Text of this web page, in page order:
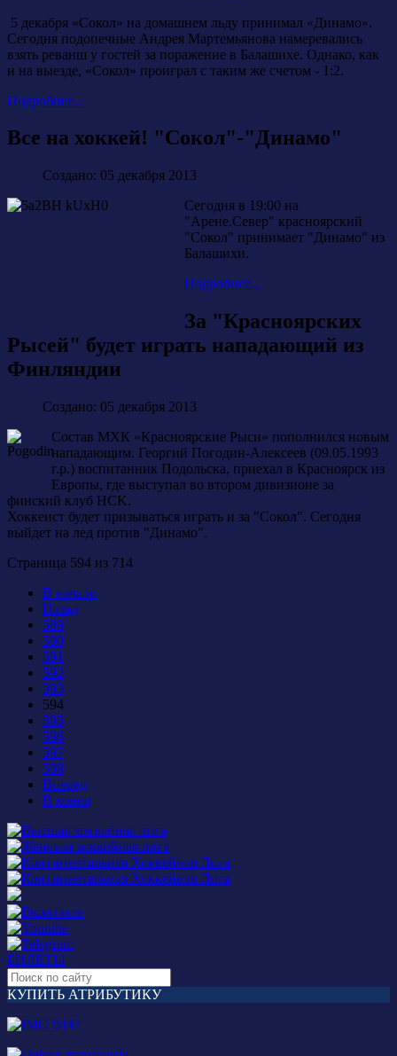
5 декабря «Сокол» на домашнем льду принимал «Динамо».
Сегодня подопечные Андрея Мартемьянова намеревались
взять реванш у гостей за поражение в Балашихе. Однако, как
и на выезде, «Сокол» проиграл с таким же счетом - 1:2.
Подробнее...
Все на хоккей! "Сокол"-"Динамо"
Создано: 05 декабря 2013
Сегодня в 19:00 на
"Арене.Север" красноярский
"Сокол" принимает "Динамо" из
Балашихи.
Подробнее...
За "Красноярских
Рысей" будет играть нападающий из
Финляндии
Создано: 05 декабря 2013
Состав МХК «Красноярские Рыси» пополнился новым
нападающим. Георгий Погодин-Алексеев (09.05.1993
г.р.) воспитанник Подольска, приехал в Красноярск из
Европы, где выступал во втором дивизионе за
финский клуб HCK.
Хоккеист будет призываться играть и за "Сокол". Сегодня
выйдет на лед против "Динамо".
Страница 594 из 714
В начало
Назад
589
590
591
592
593
594
595
596
597
598
Вперед
В конец
БИЛЕТЫ
КУПИТЬ АТРИБУТИКУ